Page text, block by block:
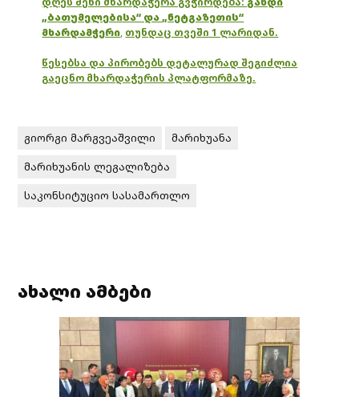
„ბათუმელებისა“ და „ნეტგაზეთის“
მხარდამჭერი, თუნდაც თვეში 1 ლარიდან.
წესებსა და პირობებს დეტალურად შეგიძლია
გაეცნო მხარდაჭერის პლატფორმაზე.
გიორგი მარგვეაშვილი
მარიხუანა
მარიხუანის ლეგალიზება
საკონსიტუციო სასამართლო
ახალი ამბები